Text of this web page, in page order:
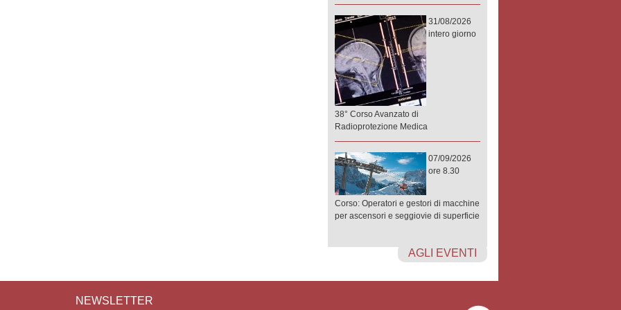
31/08/2026
intero giorno
38° Corso Avanzato di
Radioprotezione Medica
07/09/2026
ore 8.30
Corso: Operatori e gestori di macchine
per ascensori e seggiovie di superficie
AGLI EVENTI
NEWSLETTER